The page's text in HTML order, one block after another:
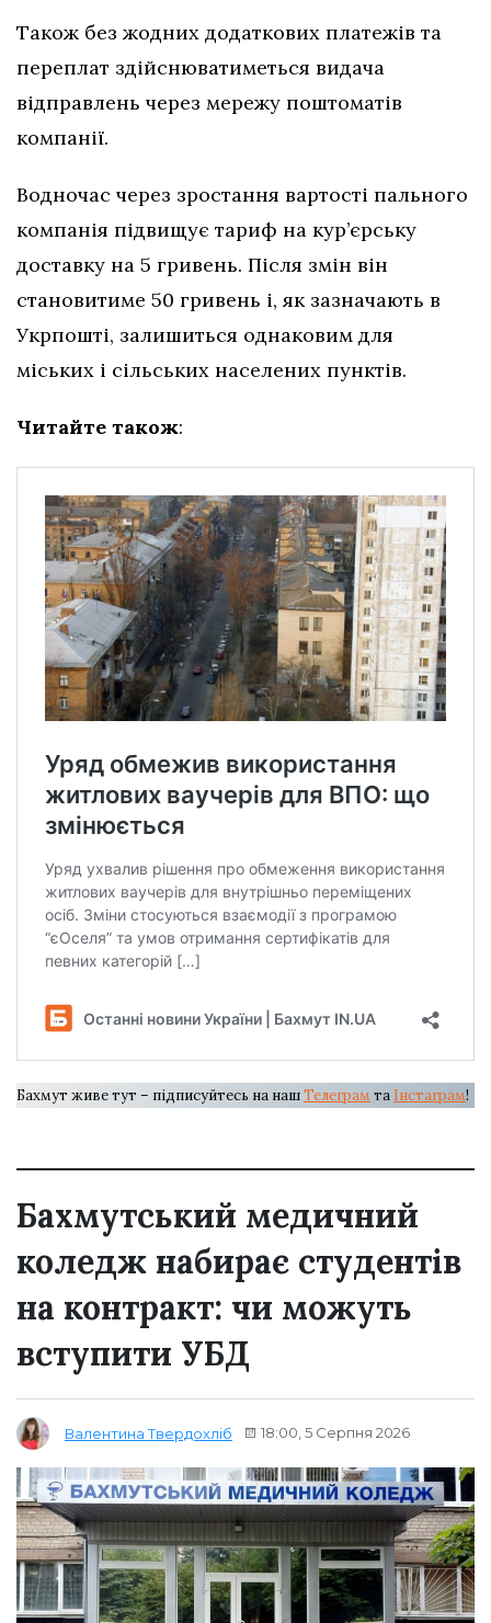
Також без жодних додаткових платежів та
переплат здійснюватиметься видача
відправлень через мережу поштоматів
компанії.
Водночас через зростання вартості пального
компанія підвищує тариф на кур’єрську
доставку на 5 гривень. Після змін він
становитиме 50 гривень і, як зазначають в
Укрпошті, залишиться однаковим для
міських і сільських населених пунктів.
Читайте також:
Бахмут живе тут – підписуйтесь на нашТелеграм та Інстаграм!
Бахмутський медичний
коледж набирає студентів
на контракт: чи можуть
вступити УБД
Валентина Твердохліб 18:00, 5 Серпня 2026